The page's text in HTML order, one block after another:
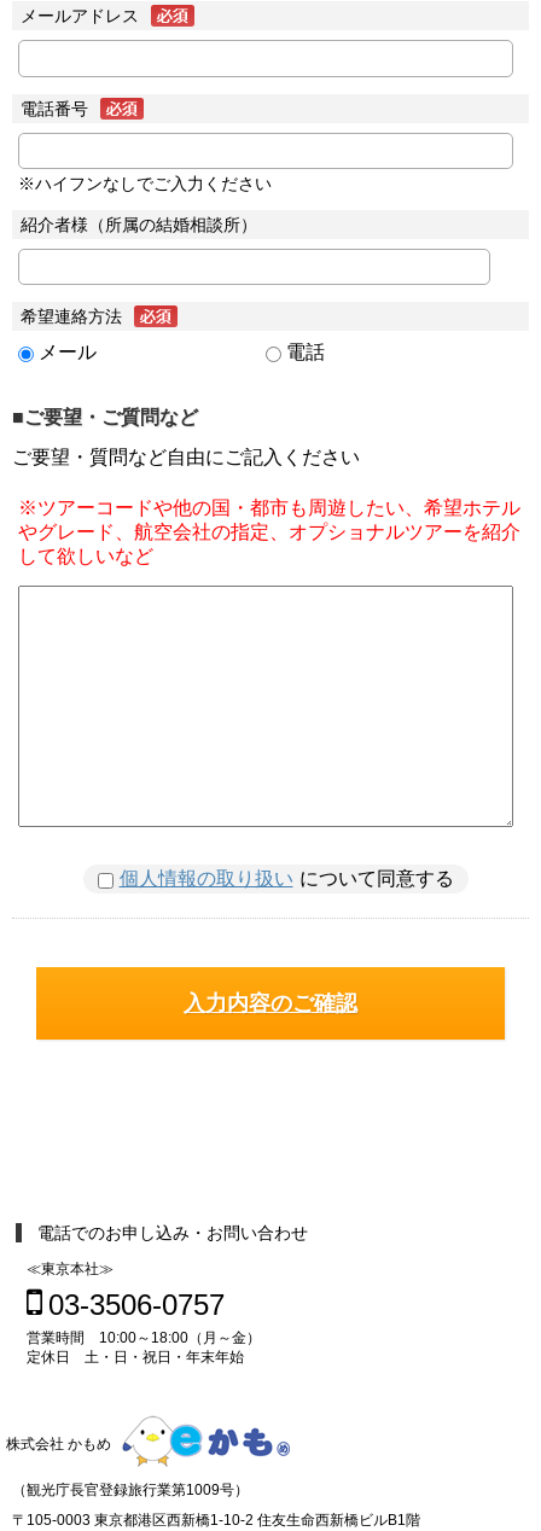
メールアドレス
電話番号
※ハイフンなしでご入力ください
紹介者様（所属の結婚相談所）
希望連絡方法
メール 電話
■ご要望・ご質問など
ご要望・質問など自由にご記入ください
※ツアーコードや他の国・都市も周遊したい、希望ホテル
やグレード、航空会社の指定、オプショナルツアーを紹介
して欲しいなど
個人情報の取り扱い について同意する
電話でのお申し込み・お問い合わせ
≪東京本社≫
03-3506-0757
営業時間 10:00～18:00（月～金）
定休日 土・日・祝日・年末年始
株式会社 かもめ
（観光庁長官登録旅行業第1009号）
〒105-0003 東京都港区西新橋1-10-2 住友生命西新橋ビルB1階